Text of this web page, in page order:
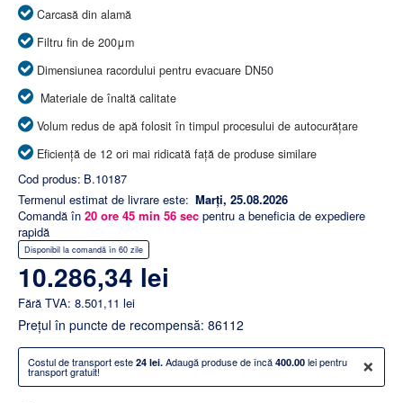
Carcasă din alamă
Filtru fin de 200μm
Dimensiunea racordului pentru evacuare DN50
Materiale de înaltă calitate
Volum redus de apă folosit în timpul procesului de autocurățare
Eficiență de 12 ori mai ridicată față de produse similare
Termenul estimat de livrare este: Marți, 25.08.2026
Cod produs: B.10187
Comandă în 20 ore 45 min 55 sec pentru a beneficia de expediere
rapidă
Disponibil la comandă în 60 zile
10.286,34 lei
Fără TVA: 8.501,11 lei
Preţul în puncte de recompensă: 86112
×
Costul de transport este 24 lei. Adaugă produse de încă 400.00 lei pentru
transport gratuit!